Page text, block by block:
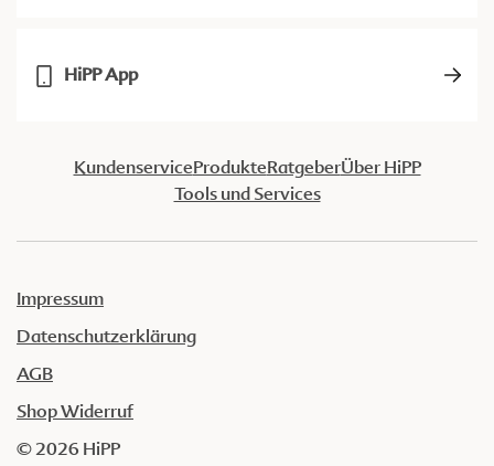
HiPP App
KundenserviceProdukteRatgeberÜber HiPP
Tools und Services
Impressum
Datenschutzerklärung
AGB
Shop Widerruf
© 2026 HiPP